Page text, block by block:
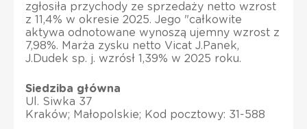
zgłosiła przychody ze sprzedaży netto wzrost
z 11,4% w okresie 2025. Jego "całkowite
aktywa odnotowane wynoszą ujemny wzrost z
7,98%. Marża zysku netto Vicat J.Panek,
J.Dudek sp. j. wzrósł 1,39% w 2025 roku.
Siedziba główna
Ul. Siwka 37
Kraków; Małopolskie; Kod pocztowy: 31-588